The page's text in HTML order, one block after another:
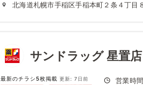
北海道札幌市手稲区手稲本町２条４丁目
サンドラッグ 星置店
最新のチラシ5枚掲載 更新: 7日前
営業時